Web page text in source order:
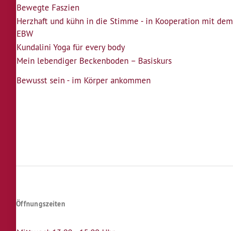
Bewegte Faszien
Herzhaft und kühn in die Stimme - in Kooperation mit dem
EBW
Kundalini Yoga für every body
Mein lebendiger Beckenboden – Basiskurs
Bewusst sein - im Körper ankommen
Öffnungszeiten